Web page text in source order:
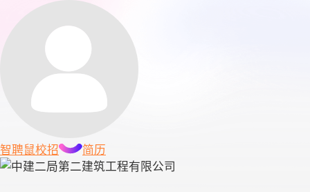
智聘鼠校招 简历